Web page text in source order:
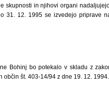
skupnosti in njihovi organi
31. 12. 1995 se izvedejo priprave
Bohinj bo potekalo v skladu z
občin št. 403-14/94 z dne 19. 12. 1994.